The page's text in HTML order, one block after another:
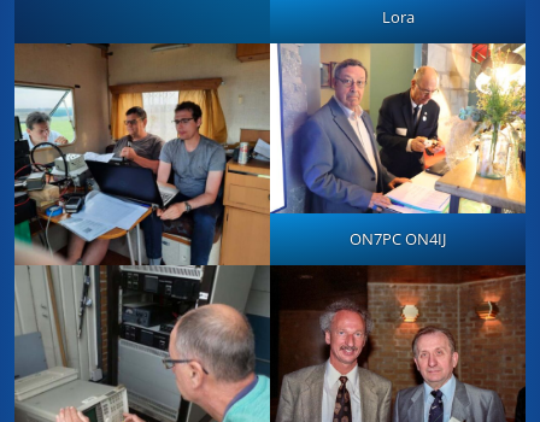
Lora
ON7PC ON4IJ